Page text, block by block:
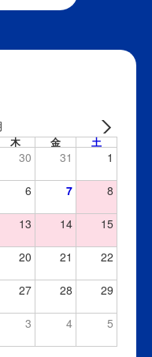
木 金 土
30 31 1
6 7 8
13 14 15
20 21 22
27 28 29
3 4 5